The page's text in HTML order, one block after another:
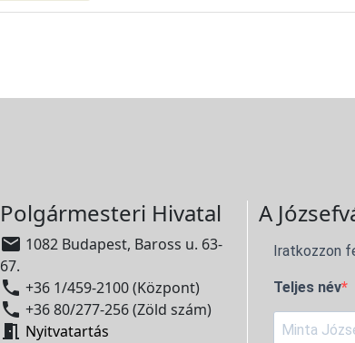
Polgármesteri Hivatal
 1082 Budapest, Baross u. 63-
67.
 +36 1/459-2100 (Központ)
 +36 80/277-256 (Zöld szám)
 Nyitvatartás
A
Iratkozzon
Teljes név